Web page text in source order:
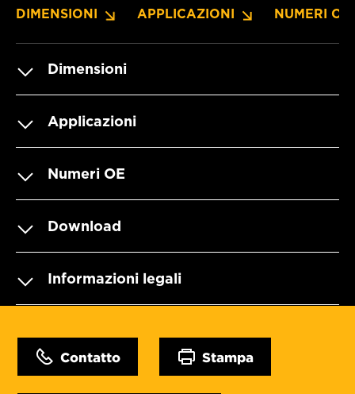
DIMENSIONI APPLICAZIONI NUMERI OE
Dimensioni
Applicazioni
Numeri OE
Download
Informazioni legali
Contatto Stampa